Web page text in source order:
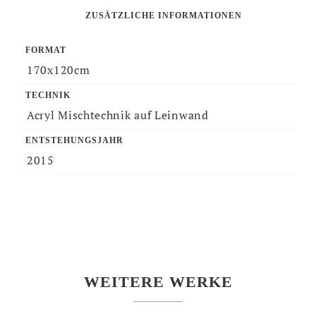
ZUSÄTZLICHE INFORMATIONEN
FORMAT
170x120cm
TECHNIK
Acryl Mischtechnik auf Leinwand
ENTSTEHUNGSJAHR
2015
WEITERE WERKE